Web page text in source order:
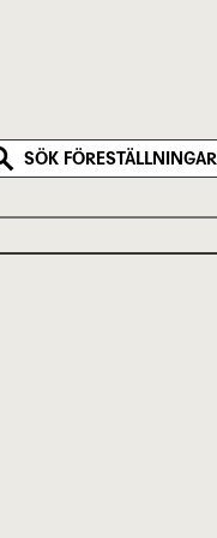
SÖK FÖRESTÄLLNINGAR